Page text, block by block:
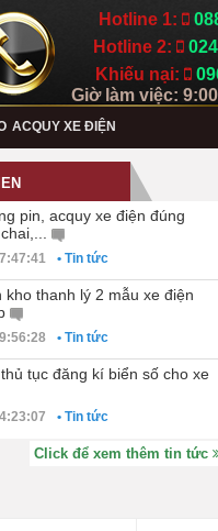
Hotline 1:
Hotline 2:
Khiếu nại:
Giờ làm việc:
ACQUY XE ĐIỆN
pin, acquy xe điện đúng
• Tin tức
kho thanh lý 2 mẫu xe điện
• Tin tức
tục đăng kí biển số cho xe
• Tin tức
Click để xem thêm tin tức